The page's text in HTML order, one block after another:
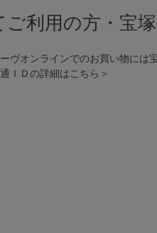
ご利用の方・宝
ヴオンラインでのお買い物には
ＩＤの詳細は こちら＞